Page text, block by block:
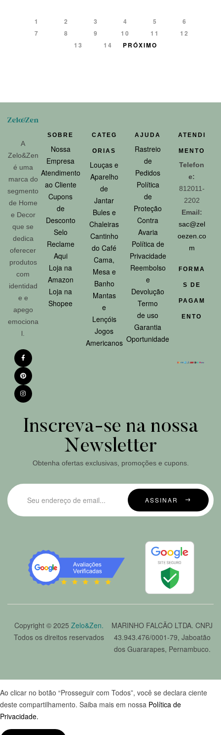
1 2 3 4 5
6
7
8 9 10 11
12
13
14 PRÓXIMO
A
Zelo&Zen
é uma
marca do
segmento
de Home
e Decor
que se
dedica
oferecer
produtos
com
identidad
e e
apego
emociona
l.
SOBRE
Nossa
Empresa
Atendimento
ao Cliente
Cupons
de
Desconto
Selo
Reclame
Aqui
Loja na
Amazon
Loja na
Shopee
CATEG
ORIAS
Louças e
Aparelho
de
Jantar
Bules e
Chaleiras
Cantinho
do Café
Cama,
Mesa e
Banho
Mantas
e
Lençóis
Jogos
Americanos
AJUDA
Rastreio
de
Pedidos
Política
de
Proteção
Contra
Avaria
Política de
Privacidade
Reembolso
e
Devolução
Termo
de uso
Garantia
Oportunidade
ATENDI
MENTO
Telefon
e:
812011-
2202
Email:
sac@zel
oezen.co
m
FORMA
S DE
PAGAM
ENTO
Inscreva-se na nossa
Newsletter
Obtenha ofertas exclusivas, promoções e cupons.
ASSINAR
Copyright © 2025 Zelo&Zen.
Todos os direitos reservados
MARINHO FALCÃO LTDA. CNPJ
43.943.476/0001-79, Jaboatão
dos Guararapes, Pernambuco.
Ao clicar no botão “Prosseguir com Todos”, você se declara ciente
deste compartilhamento. Saiba mais em nossa Política de
Privacidade.